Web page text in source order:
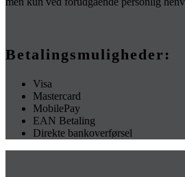
Betalingsmuligheder:
Visa
Mastercard
MobilePay
EAN Betaling
Direkte bankoverførsel